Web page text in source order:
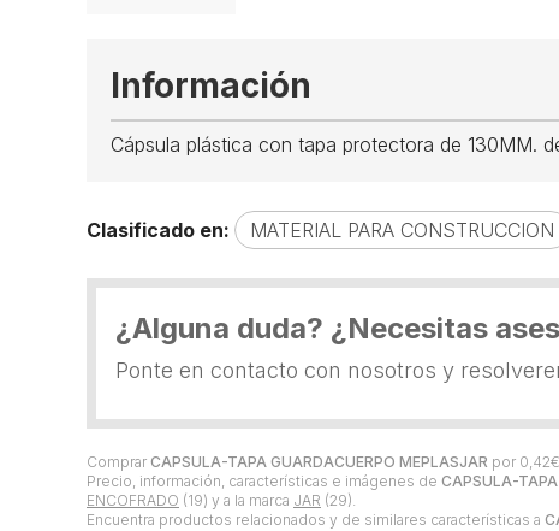
Comprar CAPSULA-TAPA GUARDACUERPO MEPLASJAR por 0,42€
Precio, información, características e imágenes de CAPSULA-
ENCOFRADO (19) y a la marca JAR (29).
Encuentra productos relacionados y de similares características a
Información
Cápsula plástica con tapa protectora de 130MM.
Clasificado en: MATERIAL PARA CONSTRUCCION
¿Alguna duda? ¿Necesitas
Ponte en contacto con nosotros y